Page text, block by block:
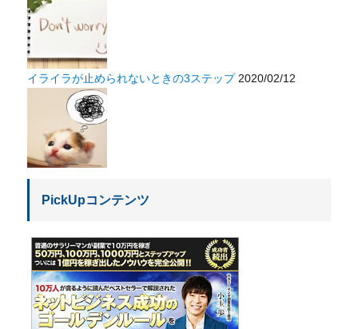
イライラが止められないときの3ステップ2020/02/12
PickUpコンテンツ